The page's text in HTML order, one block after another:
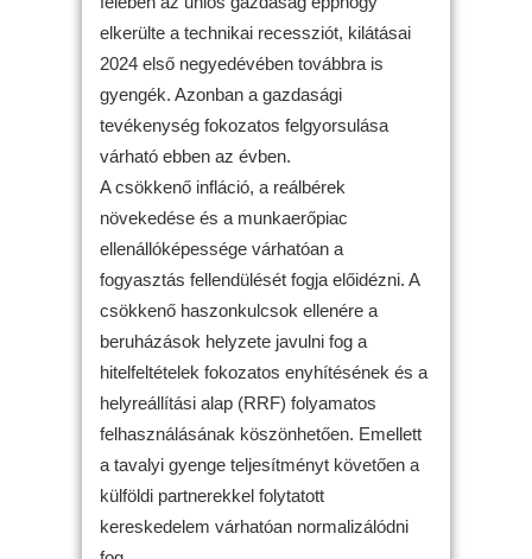
elkerülte a technikai recessziót, kilátásai
2024 első negyedévében továbbra is
gyengék. Azonban a gazdasági
tevékenység fokozatos felgyorsulása
várható ebben az évben.
A csökkenő infláció, a reálbérek
növekedése és a munkaerőpiac
ellenállóképessége várhatóan a
fogyasztás fellendülését fogja előidézni. A
csökkenő haszonkulcsok ellenére a
beruházások helyzete javulni fog a
hitelfeltételek fokozatos enyhítésének és a
helyreállítási alap (RRF) folyamatos
felhasználásának köszönhetően. Emellett
a tavalyi gyenge teljesítményt követően a
külföldi partnerekkel folytatott
kereskedelem várhatóan normalizálódni